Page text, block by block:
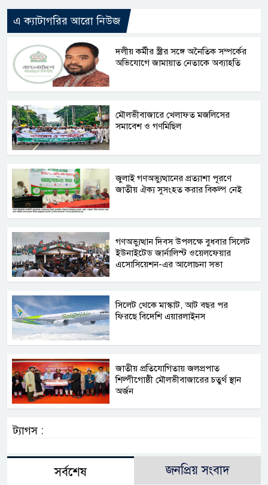
এ ক্যাটাগরির আরো নিউজ
দলীয় কর্মীর স্ত্রীর সঙ্গে অনৈতিক সম্পর্কের
অভিযোগে জামায়াত নেতাকে অব্যাহতি
মৌলভীবাজারে খেলাফত মজলিসের
সমাবেশ ও গণমিছিল
জুলাই গণঅভ্যুত্থানের প্রত্যাশা পূরণে
জাতীয় ঐক্য সুসংহত করার বিকল্প নেই
গণঅভ্যুত্থান দিবস উপলক্ষে বুধবার সিলেট
ইউনাইটেড জার্নালিস্ট ওয়েলফেয়ার
এসোসিয়েশন-এর আলোচনা সভা
সিলেট থেকে মাস্কাট, আট বছর পর
ফিরছে বিদেশি এয়ারলাইনস
জাতীয় প্রতিযোগিতায় জলপ্রপাত
শিল্পীগোষ্ঠী মৌলভীবাজারের চতুর্থ স্থান
অর্জন
ট্যাগস :
সর্বশেষ জনপ্রিয় সংবাদ